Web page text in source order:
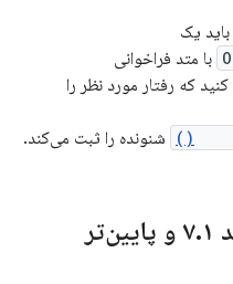
یک
با متد فراخوانی
کنید که رفتار مورد نظر را
شنونده را ثبت می‌کند.
.۱ و پایین‌تر